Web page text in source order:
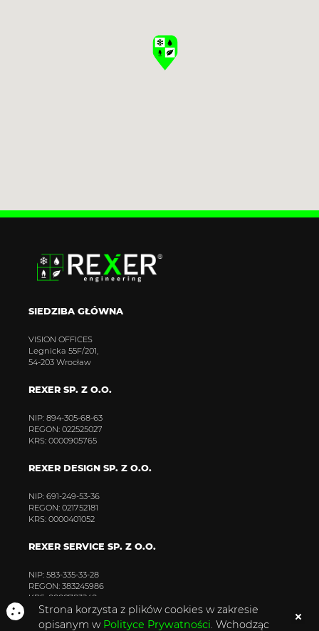
SIEDZIBA GŁÓWNA
VISION OFFICES
Legnicka 55F/201,
54-203 Wrocław
REXER SP. Z O.O.
NIP: 894-305-68-63
REGON: 022525027
KRS: 0000905765
REXER DESIGN SP. Z O.O.
NIP: 691-249-53-36
REGON: 021752181
KRS: 0000401052
REXER SERVICE SP. Z O.O.
NIP: 583-335-33-28
REGON: 383245986
KRS: 0000783240
Strona korzysta z plików cookies w zakresie
opisanym w Polityce Prywatności. Wchodząc